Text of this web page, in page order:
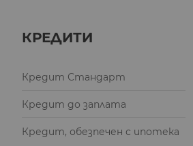
КРЕДИТИ
Кредит Стандарт
Кредит до заплата
Кредит, обезпечен с ипотека